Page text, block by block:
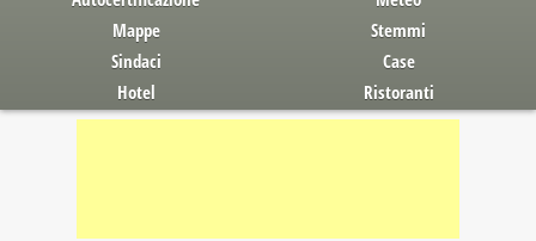
Mappe
Stemmi
Sindaci
Case
Hotel
Ristoranti